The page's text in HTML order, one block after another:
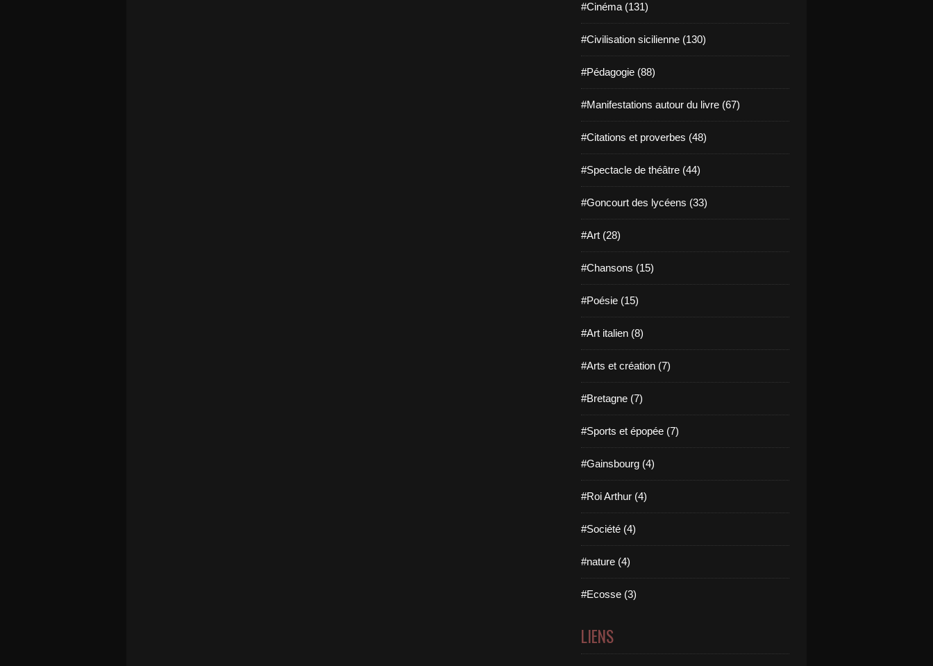
#Cinéma (131)
#Civilisation sicilienne (130)
#Pédagogie (88)
#Manifestations autour du livre (67)
#Citations et proverbes (48)
#Spectacle de théâtre (44)
#Goncourt des lycéens (33)
#Art (28)
#Chansons (15)
#Poésie (15)
#Art italien (8)
#Arts et création (7)
#Bretagne (7)
#Sports et épopée (7)
#Gainsbourg (4)
#Roi Arthur (4)
#Société (4)
#nature (4)
#Ecosse (3)
LIENS